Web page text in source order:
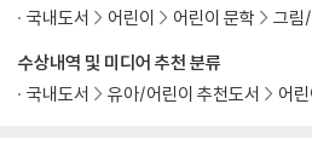
수상내역 및 미디어 추천 분류
국내도서
유아/어린이 추천도서 어
국내도서
어린이 어린이 문학 그림